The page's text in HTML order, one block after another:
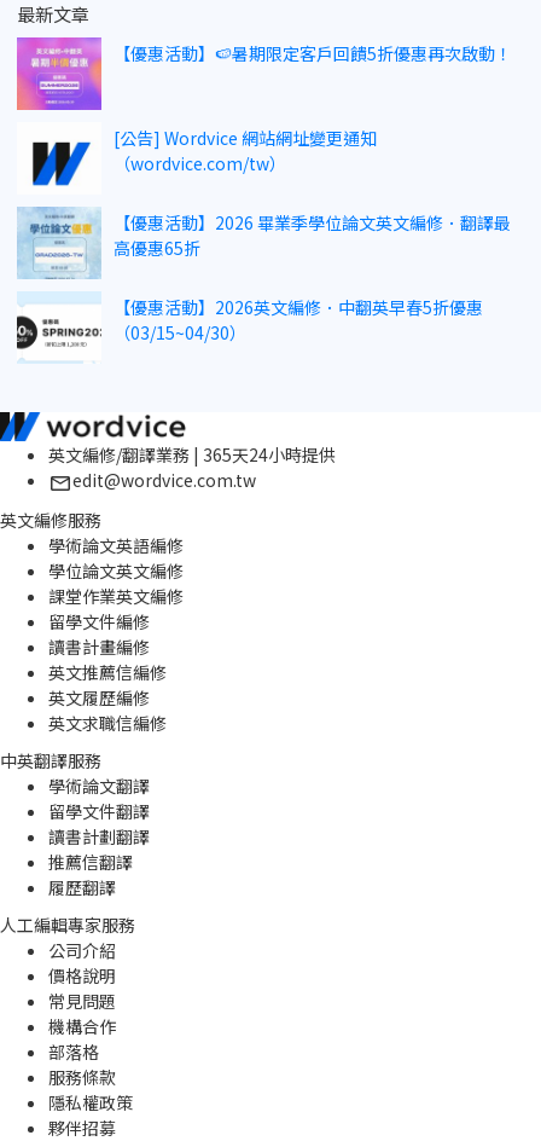
最新文章
【優惠活動】🍉暑期限定客戶回饋5折優惠再次啟動！
[公告] Wordvice 網站網址變更通知
（wordvice.com/tw）
【優惠活動】2026 畢業季學位論文英文編修．翻譯最
高優惠65折
【優惠活動】2026英文編修．中翻英早春5折優惠
（03/15~04/30）
英文編修/翻譯業務 | 365天24小時提供
edit@wordvice.com.tw
英文編修服務
學術論文英語編修
學位論文英文編修
課堂作業英文編修
留學文件編修
讀書計畫編修
英文推薦信編修
英文履歷編修
英文求職信編修
中英翻譯服務
學術論文翻譯
留學文件翻譯
讀書計劃翻譯
推薦信翻譯
履歷翻譯
人工編輯專家服務
公司介紹
價格說明
常見問題
機構合作
部落格
服務條款
隱私權政策
夥伴招募